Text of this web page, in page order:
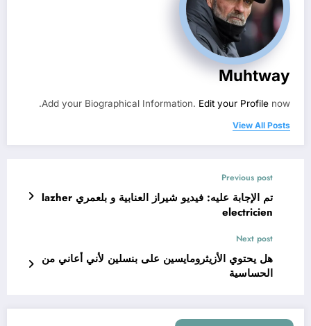
Muhtway
Add your Biographical Information. Edit your Profile now.
View All Posts
Previous post
تم الإجابة عليه: فيديو شيراز العنابية و بلعمري lazher
electricien
Next post
هل يحتوي الأزيثرومايسين على بنسلين لأني أعاني من
الحساسية